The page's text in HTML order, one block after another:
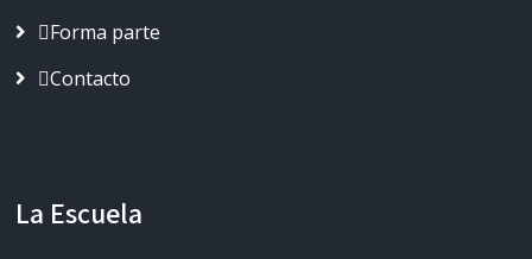
Forma parte
Contacto
La Escuela